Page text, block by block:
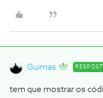
Guimas
tem que mostrar os